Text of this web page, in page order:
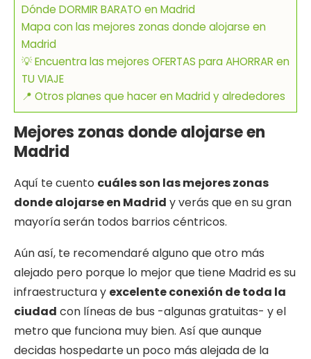
Dónde DORMIR BARATO en Madrid
Mapa con las mejores zonas donde alojarse en
Madrid
💡 Encuentra las mejores OFERTAS para AHORRAR en
TU VIAJE
📍 Otros planes que hacer en Madrid y alrededores
Mejores zonas donde alojarse en
Madrid
Aquí te cuento cuáles son las mejores zonas
donde alojarse en Madrid y verás que en su gran
mayoría serán todos barrios céntricos.
Aún así, te recomendaré alguno que otro más
alejado pero porque lo mejor que tiene Madrid es su
infraestructura y excelente conexión de toda la
ciudad con líneas de bus -algunas gratuitas- y el
metro que funciona muy bien. Así que aunque
decidas hospedarte un poco más alejada de la